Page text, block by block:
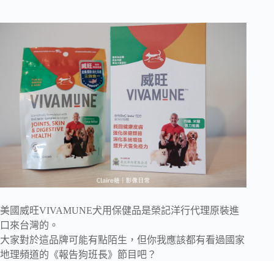
美國威旺VIVAMUNE犬用保健品是榮記洋行代理原裝進
口來台灣的。
大家對於這品牌可能有點陌生，但你我應該都有看過國家
地理頻道的《報告狗班長》節目吧？